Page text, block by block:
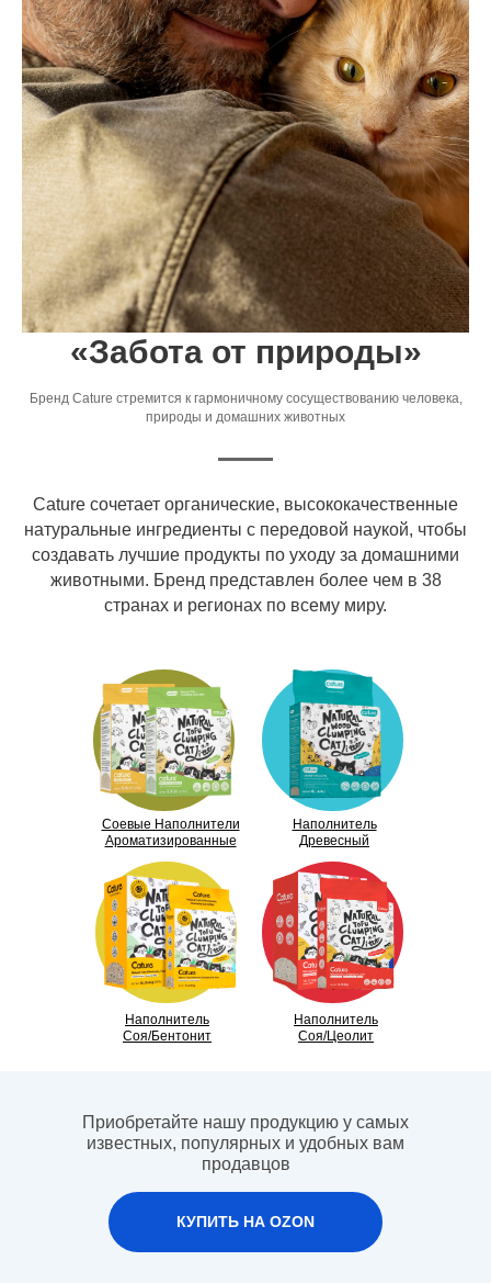
«Забота от природы»
Бренд Cature стремится к гармоничному сосуществованию человека,
природы и домашних животных
Cature сочетает органические, высококачественные
натуральные ингредиенты с передовой наукой, чтобы
создавать лучшие продукты по уходу за домашними
животными. Бренд представлен более чем в 38
странах и регионах по всему миру.
Соевые Наполнители
Ароматизированные
Наполнитель
Древесный
Наполнитель
Соя/Бентонит
Наполнитель
Соя/цеолит
Приобретайте нашу продукцию у самых
известных, популярных и удобных вам
продавцов
КУПИТЬ НА OZON